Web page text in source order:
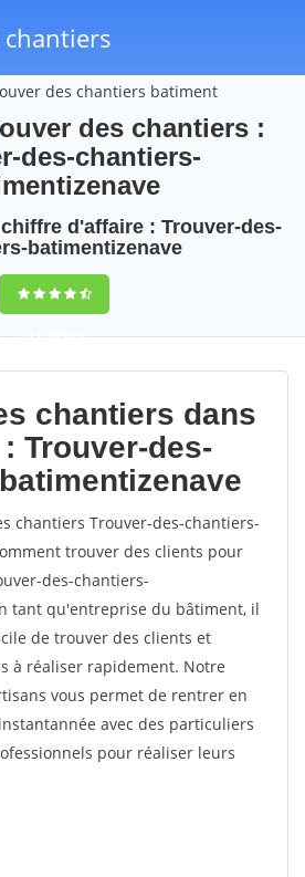
des chantiers batiment
des chantiers :
des-chantiers-
d'affaire : Trouver-des-
batimentizenave
9,5(100%)67
votes
chantiers dans
Trouver-des-
chantiers Trouver-des-chantiers-
trouver des clients pour
des-chantiers-
tant qu'entreprise du bâtiment, il
de trouver des clients et
à réaliser rapidement. Notre
vous permet de rentrer en
avec des particuliers
pour réaliser leurs